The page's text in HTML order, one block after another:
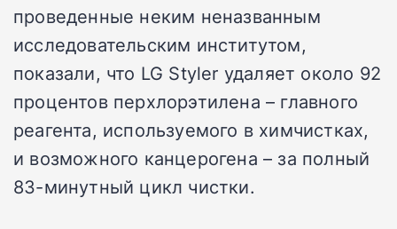
проведенные неким неназванным
исследовательским институтом,
показали, что LG Styler удаляет около 92
процентов перхлорэтилена – главного
реагента, используемого в химчистках,
и возможного канцерогена – за полный
83-минутный цикл чистки.